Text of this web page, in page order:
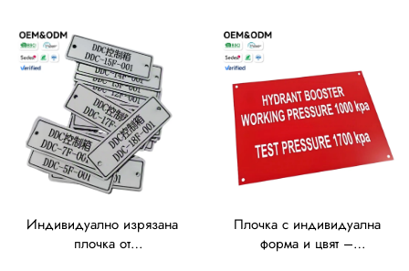
пробен екземпляр,
бързо изпълнение за
етикети, табелки и
материали от траволит
безплатен художествен
дизайн, отстъпки при
пакетни поръчки за
етикети, табелки и
табелки от траволит с
гравиране
Индивидуално изрязана
плочка от
Плочка с индивидуална
форма и цвят –